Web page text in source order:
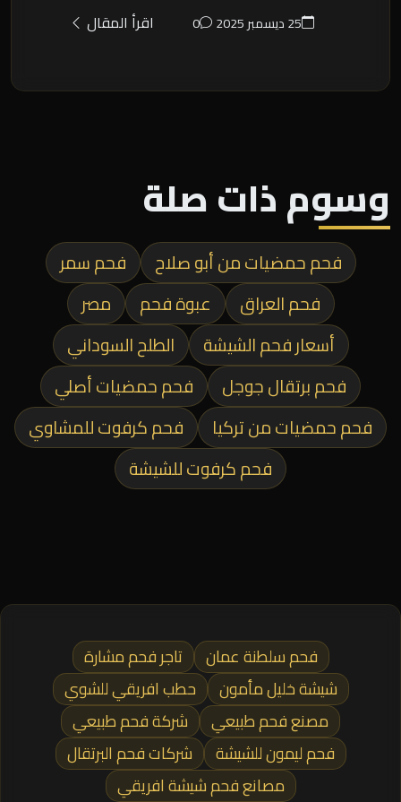
25 ديسمبر 2025 0 اقرأ المقال
وسوم ذات صلة
فحم حمضيات من أبو صلاح
فحم سمر
فحم العراق
عبوة فحم
مصر
أسعار فحم الشيشة
الطلح السوداني
فحم برتقال جوجل
فحم حمضيات أصلي
فحم حمضيات من تركيا
فحم كرفوت للمشاوي
فحم كرفوت للشيشة
فحم سلطنة عمان
تاجر فحم مشارة
شيشة خليل مأمون
حطب افريقي للشوي
مصنع فحم طبيعي
شركة فحم طبيعي
فحم ليمون للشيشة
شركات فحم البرتقال
مصانع فحم شيشة افريقي